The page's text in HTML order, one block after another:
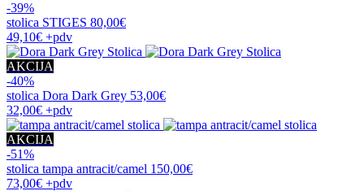
-39%
stolica STIGES 80,00€
49,10€ +pdv
AKCIJA
-40%
stolica Dora Dark Grey 53,00€
32,00€ +pdv
AKCIJA
-51%
stolica tampa antracit/camel 150,00€
73,00€ +pdv